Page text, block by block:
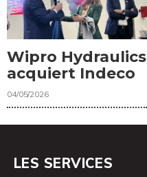
Wipro Hydraulics
acquiert Indeco
04/05/2026
LES SERVICES